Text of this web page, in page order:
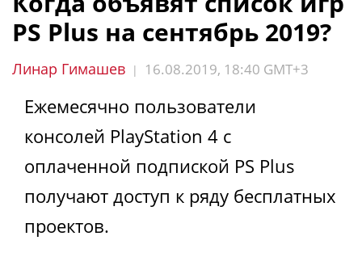
PS Plus на сентябрь 2019?
Линар Гимашев | 16.08.2019, 18:40 GMT+3
Ежемесячно пользователи
консолей PlayStation 4 с
оплаченной подпиской PS Plus
получают доступ к ряду бесплатных
проектов.